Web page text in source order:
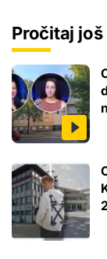
Pročitaj još